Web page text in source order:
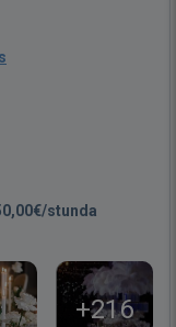
stunda
+216